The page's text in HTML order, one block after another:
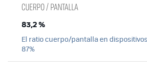
CUERPO / PANTALLA
83,2 %
El ratio cuerpo/pantalla en
87%